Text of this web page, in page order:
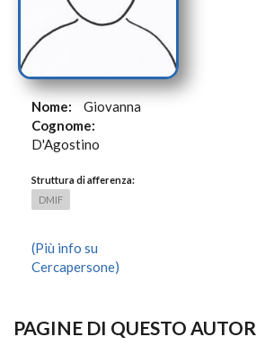
Nome:
Giovanna
Cognome:
D'Agostino
Struttura di afferenza:
DMIF
(Più info su
Cercapersone)
PAGINE DI QUESTO